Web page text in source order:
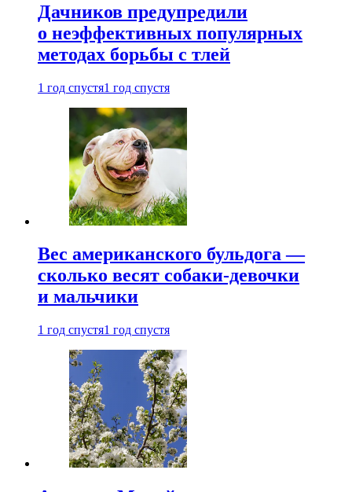
Дачников предупредили
о неэффективных популярных
методах борьбы с тлей
1 год спустя1 год спустя
Вес американского бульдога —
сколько весят собаки-девочки
и мальчики
1 год спустя1 год спустя